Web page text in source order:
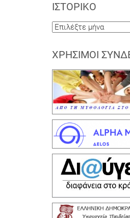
ΙΣΤΟΡΙΚΌ
Ιστορικό
ΧΡΉΣΙΜΟΙ